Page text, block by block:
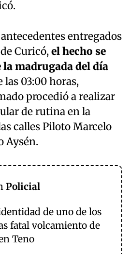
entregados
Curicó,el hecho se
madrugada del día
las 03:00 horas,
procedió a realizar
de rutina en la
calles Piloto Marcelo
Aysén.
Policial
de uno de los
fatal volcamiento de
Teno